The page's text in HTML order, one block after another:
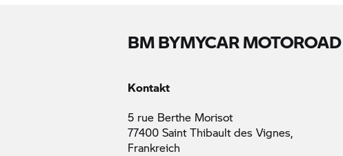
BM BYMYCAR MOTOROAD
Kontakt
5 rue Berthe Morisot
77400 Saint Thibault des Vignes,
Frankreich